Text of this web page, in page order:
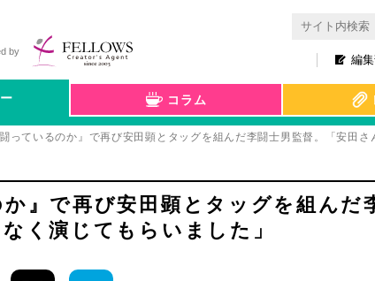
編
by
コラム
っているのか』で再び安田顕とタッグを組んだ李闘士男監督。「安田
』で再び安田顕とタッグを組んだ
く演じてもらいました」